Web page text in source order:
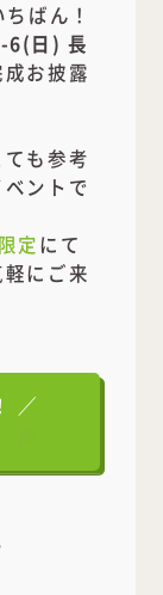
ばん！
日) 長
お披露
も参考
ントで
定にて
にご来
／